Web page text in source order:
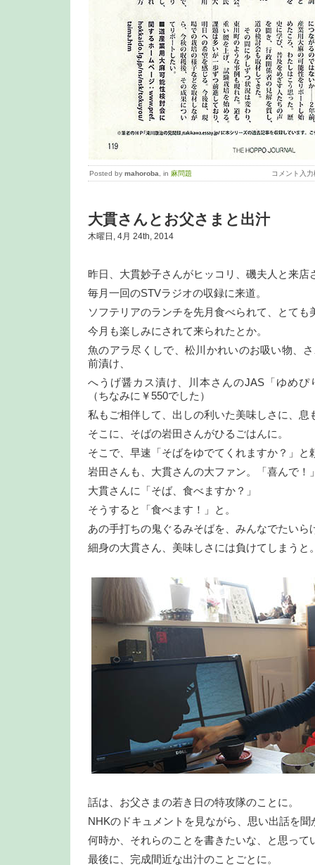
Posted by mahoroba , in 麻問題 コメント入力
大貫さんとお父さまと出汁
木曜日, 4月 24th, 2014
昨日、大貫妙子さんがヒッコリ、磯夫人と来店
毎月一回のSTVラジオの収録に来道。
ソフテリアのランチを先月食べられて、とても
今月も楽しみにされて来られたとか。
魚のアラ尽くしで、松川かれいのお吸い物、
前漬け、
へうげ醤カス漬け、川本さんのJAS「ゆめぴ
（ちなみに￥550でした）
私もご相伴して、出しの利いた美味しさに、息
そこに、そばの岩田さんがひるごはんに。
そこで、早速「そばをゆでてくれますか？」と
岩田さんも、大貫さんの大ファン。「喜んで！
大貫さんに「そば、食べますか？」
そうすると「食べます！」と。
あの手打ちの鬼ぐるみそばを、みんなでたいら
細身の大貫さん、美味しさには負けてしまうと
話は、お父さまの若き日の特攻隊のことに。
NHKのドキュメントを見ながら、思い出話を聞
何時か、それらのことを書きたいな、と思って
最後に、完成間近な出汁のことごとに。